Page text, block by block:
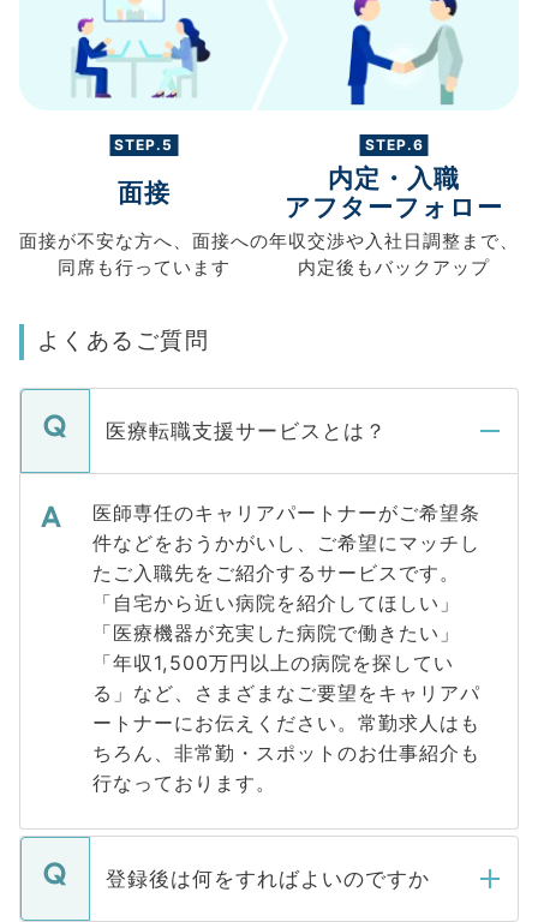
STEP.5
面接
面接が不安な方へ、 面接への
同席も行っています
STEP.6
内定・入職
アフターフォロー
年収交渉や入社日調整まで、
内定後もバックアップ
よくあるご質問
医療転職支援サービスとは？
医師専任のキャリアパートナーがご希望条
件などをおうかがいし、ご希望にマッチし
たご入職先をご紹介するサービスです。
「自宅から近い病院を紹介してほしい」
「医療機器が充実した病院で働きたい」
「年収1,500万円以上の病院を探してい
る」など、さまざまなご要望をキャリアパ
ートナーにお伝えください。常勤求人はも
ちろん、非常勤・スポットのお仕事紹介も
行なっております。
登録後は何をすればよいのですか